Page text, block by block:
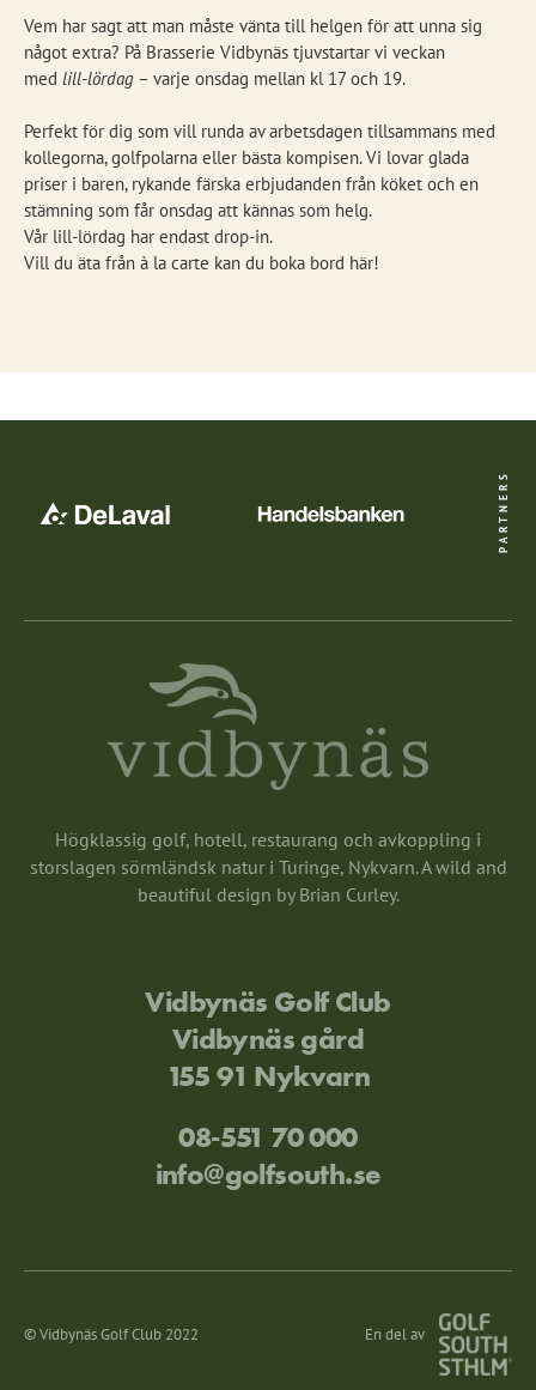
Vem har sagt att man måste vänta till helgen för att unna sig
något extra? På Brasserie Vidbynäs tjuvstartar vi veckan
med lill-lördag – varje onsdag mellan kl 17 och 19.
Perfekt för dig som vill runda av arbetsdagen tillsammans med
kollegorna, golfpolarna eller bästa kompisen. Vi lovar glada
priser i baren, rykande färska erbjudanden från köket och en
stämning som får onsdag att kännas som helg.
Vår lill-lördag har endast drop-in.
Vill du äta från à la carte kan du boka bord här!
PARTNERS
Högklassig golf, hotell, restaurang och avkoppling i
storslagen sörmländsk natur i Turinge, Nykvarn. A wild and
beautiful design by Brian Curley.
Vidbynäs Golf Club
Vidbynäs gård
155 91 Nykvarn
08-551 70 000
info@golfsouth.se
© Vidbynäs Golf Club 2022 En del av